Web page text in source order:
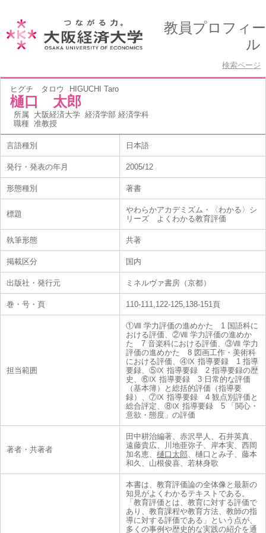
教員プロフィー
ル
検索ページ
ヒグチ タロウ HIGUCHI Taro
樋口 太郎
所属 大阪経済大学 経済学部 経済学科
職種 准教授
言語種別 日本語
発行・発表の年月 2005/12
形態種別 著書
標題
やわらかアカデミズム・〈わかる〉シ
リーズ よくわかる教育評価
執筆形態 共著
掲載区分 国内
出版社・発行元 ミネルヴァ書房（京都）
巻・号・頁 110-111,122-125,138-151頁
担当範囲
①Ⅷ 学力評価の進めかた 1 国語科に
おける評価、②Ⅷ 学力評価の進めか
た 7 音楽科における評価、③Ⅷ 学力
評価の進めかた 8 図画工作・美術科
における評価、④Ⅸ 指導要録 1 指導
要録、⑤Ⅸ 指導要録 2 指導要録の歴
史、⑥Ⅸ 指導要録 3 日常的な評価
（基本簿）と総括的評価（指導要
録）、⑦Ⅸ 指導要録 4 観点別評価と
総合評定、⑧Ⅸ 指導要録 5 「関心・
意欲・態度」の評価
著者・共著者
田中耕治編著、赤沢早人、石井英真、
遠藤貴広、川地亜弥子、岸本実、西岡
加名恵、 樋口太郎、樋口とみ子、藤本
和久、山根俊喜、若林身歌
本書は、教育評価論の全体像と最新の
知見がよくわかるテキストである。
「教育評価とは、教育に対する評価で
あり、教育課程や教育方法、教師の指
導に対する評価である」という点が、
多くの事例や歴史的な実践の紹介を通